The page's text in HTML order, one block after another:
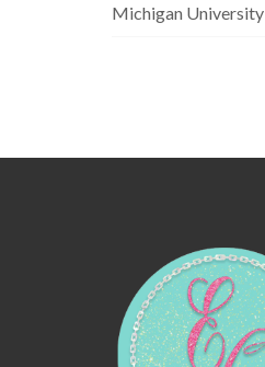
Michigan University